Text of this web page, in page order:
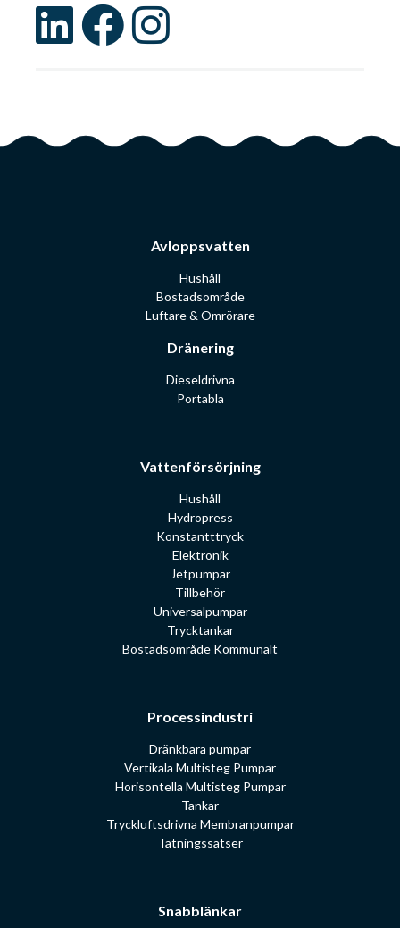
Avloppsvatten
Hushåll
Bostadsområde
Luftare & Omrörare
Dränering
Dieseldrivna
Portabla
Vattenförsörjning
Hushåll
Hydropress
Konstantttryck
Elektronik
Jetpumpar
Tillbehör
Universalpumpar
Trycktankar
Bostadsområde Kommunalt
Processindustri
Dränkbara pumpar
Vertikala Multisteg Pumpar
Horisontella Multisteg Pumpar
Tankar
Tryckluftsdrivna Membranpumpar
Tätningssatser
Snabblänkar